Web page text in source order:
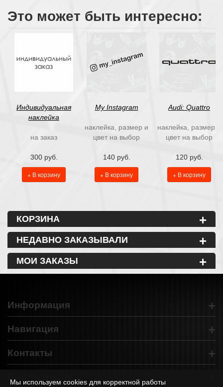
Это может быть интересно:
Индивидуальная
наклейка
на заказ
300 руб.
+ В корзину
My Instagram
наклейка, размер и
цвет на выбор
140 руб.
+ В корзину
Audi: Quattro
наклейка, размер и
цвет на выбор
120 руб.
+ В корзину
КОРЗИНА +
НЕДАВНО ЗАКАЗЫВАЛИ +
МОИ ЗАКАЗЫ +
Информация +
Навигация +
Контакты +
Подписаться
Мы используем cookies для корректной работы